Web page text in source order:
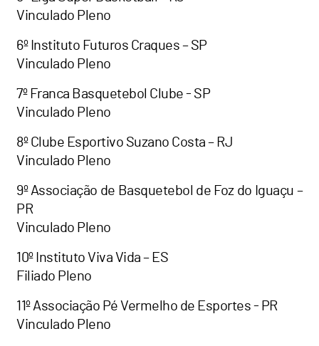
Vinculado Pleno
6º Instituto Futuros Craques – SP
Vinculado Pleno
7º Franca Basquetebol Clube - SP
Vinculado Pleno
8º Clube Esportivo Suzano Costa – RJ
Vinculado Pleno
9º Associação de Basquetebol de Foz do Iguaçu –
PR
Vinculado Pleno
10º Instituto Viva Vida – ES
Filiado Pleno
11º Associação Pé Vermelho de Esportes - PR
Vinculado Pleno